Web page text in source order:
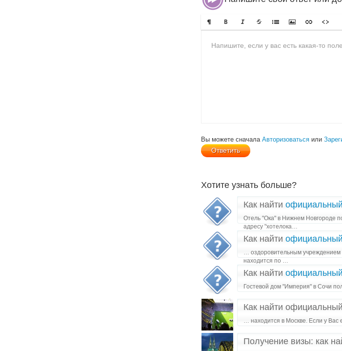
Вы можете сначала Авторизоваться или
Хотите узнать больше?
Как найти
Отель "Ока" в Нижнем Новгороде
адресу "хотелока…
Как найти
… оздоровительным учреждением
находится по …
Как найти
Гостевой дом "Империя" в Сочи
Как найти
… находится в Москве. Если у
Получение визы: как